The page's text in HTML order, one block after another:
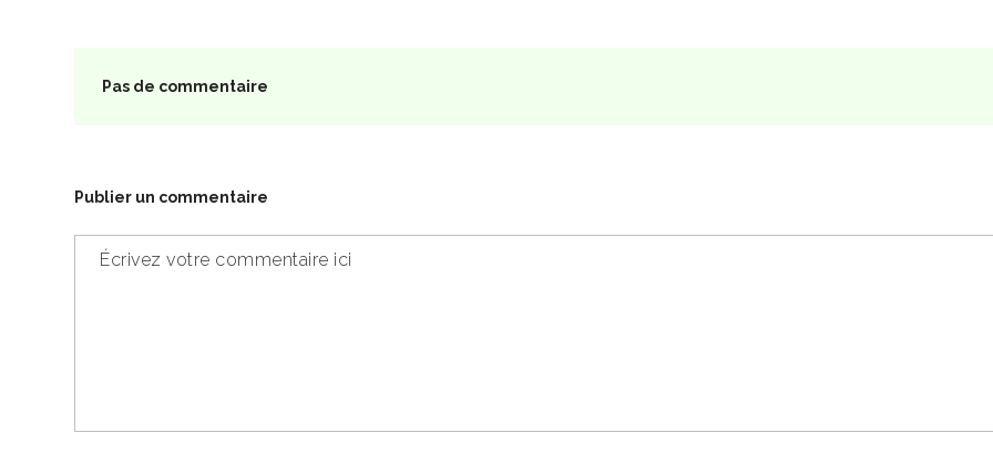
Pas de commentaire
Publier un commentaire